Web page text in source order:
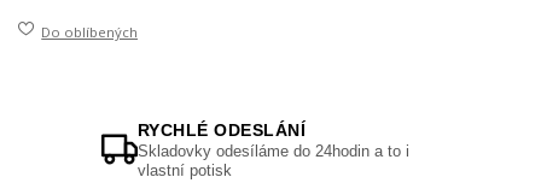
Do oblíbených
RYCHLÉ ODESLÁNÍ
Skladovky odesíláme do 24hodin a to i
vlastní potisk